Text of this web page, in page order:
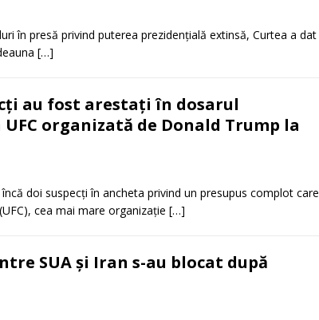
în presă privind puterea prezidențială extinsă, Curtea a dat
[…]
au fost arestați în dosarul
organizată de Donald Trump la
doi suspecți în ancheta privind un presupus complot care
cea mai mare organizație […]
SUA și Iran s-au blocat după